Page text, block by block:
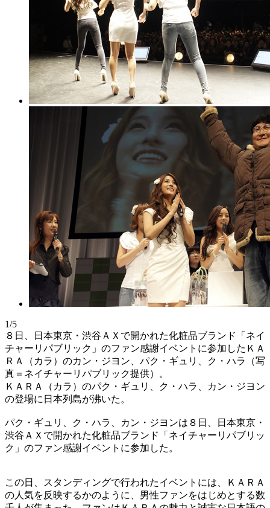
1/5
８日、日本東京・渋谷ＡＸで開かれた化粧品ブランド「ネイ
チャーリパブリック」のファン感謝イベントに参加したＫＡ
ＲＡ（カラ）のカン・ジヨン、パク・ギュリ、ク・ハラ（写
真＝ネイチャーリパブリック提供）。
ＫＡＲＡ（カラ）のパク・ギュリ、ク・ハラ、カン・ジヨン
の登場に日本列島が沸いた。
パク・ギュリ、ク・ハラ、カン・ジヨンは８日、日本東京・
渋谷ＡＸで開かれた化粧品ブランド「ネイチャーリパブリッ
ク」のファン感謝イベントに参加した。
この日、スタンディングで行われたイベントには、ＫＡＲＡ
の人気を反映するかのように、男性ファンをはじめとする数